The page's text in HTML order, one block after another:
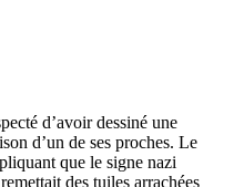
d’avoir dessiné une
d’un de ses proches. Le
que le signe nazi
des tuiles arrachées